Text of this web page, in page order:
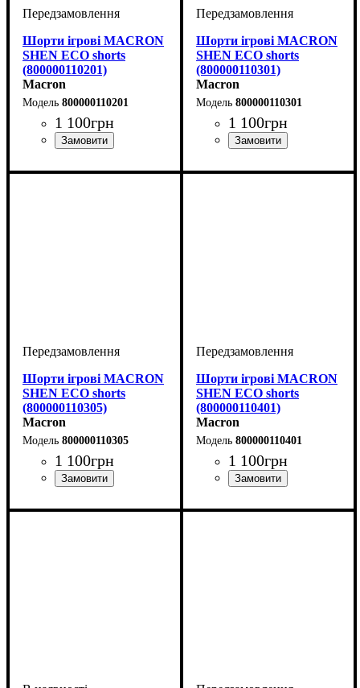
Шорти ігрові MACRON
SHEN ECO shorts
(800000110201)
Macron
800000110201
1 100грн
Шорти ігрові MACRON
SHEN ECO shorts
(800000110301)
Macron
800000110301
1 100грн
Шорти ігрові MACRON
SHEN ECO shorts
(800000110305)
Macron
800000110305
1 100грн
Шорти ігрові MACRON
SHEN ECO shorts
(800000110401)
Macron
800000110401
1 100грн